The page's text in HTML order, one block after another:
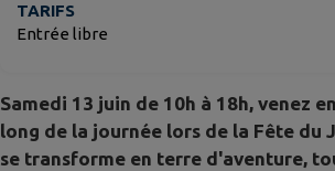
TARIFS
Entrée libre
Samedi 13 juin de 10h à 18h, venez
long de la journée lors de la Fête du
se transforme en terre d'aventure,